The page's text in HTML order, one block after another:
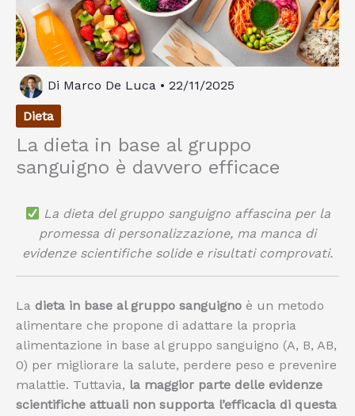
Di Marco De Luca • 22/11/2025
Dieta
La dieta in base al gruppo
sanguigno è davvero efficace
La dieta del gruppo sanguigno affascina per la
promessa di personalizzazione, ma manca di
evidenze scientifiche solide e risultati comprovati.
La dieta in base al gruppo sanguigno è un metodo
alimentare che propone di adattare la propria
alimentazione in base al gruppo sanguigno (A, B, AB,
0) per migliorare la salute, perdere peso e prevenire
malattie. Tuttavia, la maggior parte delle evidenze
scientifiche attuali non supporta l’efficacia di questa